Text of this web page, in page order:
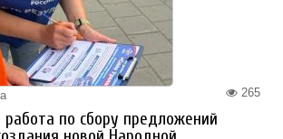
265
по сбору предложений